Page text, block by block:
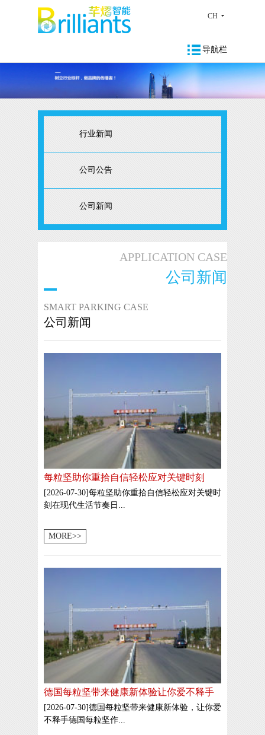
导航栏
CH
行业新闻
公司公告
公司新闻
APPLICATION CASE
公司新闻
SMART PARKING CASE
公司新闻
每粒坚助你重拾自信轻松应对关键时刻
[2026-07-30]每粒坚助你重拾自信轻松应对关键时
刻在现代生活节奏日...
MORE>>
德国每粒坚带来健康新体验让你爱不释手
[2026-07-30]德国每粒坚带来健康新体验，让你爱
不释手德国每粒坚作...